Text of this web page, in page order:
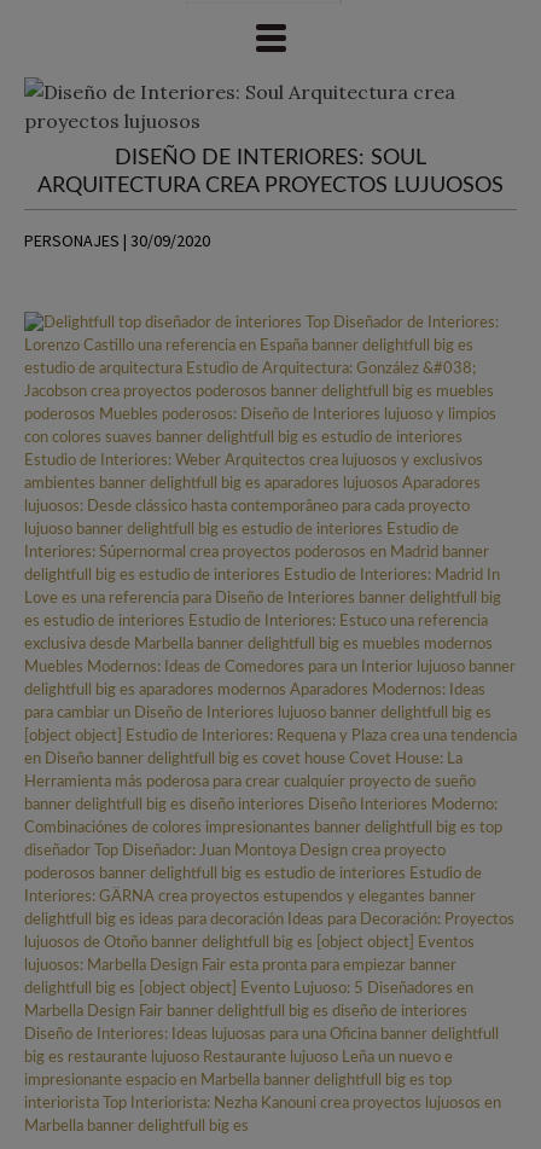
DISEÑO DE INTERIORES: SOUL
ARQUITECTURA CREA PROYECTOS LUJUOSOS
PERSONAJES | 30/09/2020